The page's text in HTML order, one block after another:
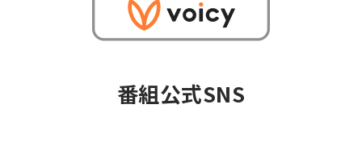
番組公式SNS
OFFICIAL
SNS